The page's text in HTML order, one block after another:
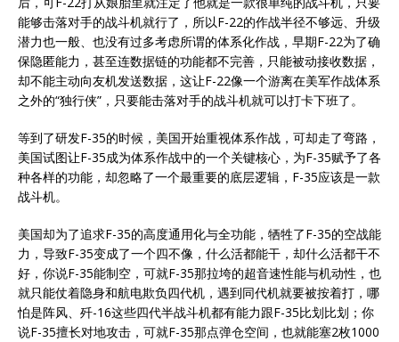
能够击落对手的战斗机就行了，所以F-22的作战半径不够远、升级
潜力也一般、也没有过多考虑所谓的体系化作战，早期F-22为了确
保隐匿能力，甚至连数据链的功能都不完善，只能被动接收数据，
却不能主动向友机发送数据，这让F-22像一个游离在美军作战体系
之外的“独行侠”，只要能击落对手的战斗机就可以打卡下班了。
等到了研发F-35的时候，美国开始重视体系作战，可却走了弯路，
美国试图让F-35成为体系作战中的一个关键核心，为F-35赋予了各
种各样的功能，却忽略了一个最重要的底层逻辑，F-35应该是一款
战斗机。
美国却为了追求F-35的高度通用化与全功能，牺牲了F-35的空战能
力，导致F-35变成了一个四不像，什么活都能干，却什么活都干不
好，你说F-35能制空，可就F-35那拉垮的超音速性能与机动性，也
就只能仗着隐身和航电欺负四代机，遇到同代机就要被按着打，哪
怕是阵风、歼-16这些四代半战斗机都有能力跟F-35比划比划；你
说F-35擅长对地攻击，可就F-35那点弹仓空间，也就能塞2枚1000